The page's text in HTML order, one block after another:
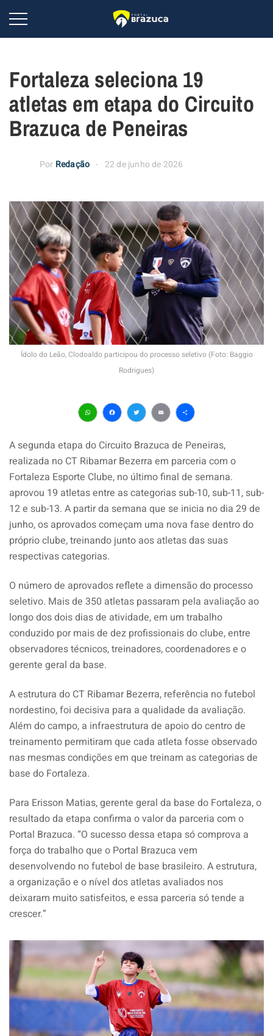
Fortaleza seleciona 19
atletas em etapa do Circuito
Brazuca de Peneiras
Por Redação 22 de junho de 2026
Ídolo do Leão, Clodoaldo participou do processo seletivo (Foto: Baggio
Rodrigues)
WhatsApp
Facebook
Twitter
EmailShare
A segunda etapa do Circuito Brazuca de Peneiras,
realizada no CT Ribamar Bezerra em parceria com o
Fortaleza Esporte Clube, no último final de semana.
aprovou 19 atletas entre as categorias sub-10, sub-11, sub-
12 e sub-13. A partir da semana que se inicia no dia 29 de
junho, os aprovados começam uma nova fase dentro do
próprio clube, treinando junto aos atletas das suas
respectivas categorias.
O número de aprovados reflete a dimensão do processo
seletivo. Mais de 350 atletas passaram pela avaliação ao
longo dos dois dias de atividade, em um trabalho
conduzido por mais de dez profissionais do clube, entre
observadores técnicos, treinadores, coordenadores e o
gerente geral da base.
A estrutura do CT Ribamar Bezerra, referência no futebol
nordestino, foi decisiva para a qualidade da avaliação.
Além do campo, a infraestrutura de apoio do centro de
treinamento permitiram que cada atleta fosse observado
nas mesmas condições em que treinam as categorias de
base do Fortaleza.
Para Erisson Matias, gerente geral da base do Fortaleza, o
resultado da etapa confirma o valor da parceria com o
Portal Brazuca. “O sucesso dessa etapa só comprova a
força do trabalho que o Portal Brazuca vem
desenvolvendo no futebol de base brasileiro. A estrutura,
a organização e o nível dos atletas avaliados nos
deixaram muito satisfeitos, e essa parceria só tende a
crescer.”